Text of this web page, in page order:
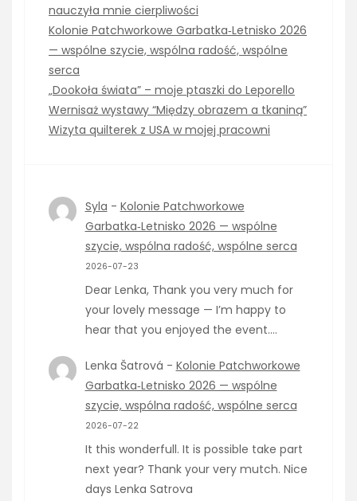
nauczyła mnie cierpliwości
Kolonie Patchworkowe Garbatka‑Letnisko 2026
— wspólne szycie, wspólna radość, wspólne
serca
„Dookoła świata” – moje ptaszki do Leporello
Wernisaż wystawy “Między obrazem a tkaniną”
Wizyta quilterek z USA w mojej pracowni
Syla - Kolonie Patchworkowe
Garbatka‑Letnisko 2026 — wspólne
szycie, wspólna radość, wspólne serca
2026-07-23
Dear Lenka, Thank you very much for
your lovely message — I’m happy to
hear that you enjoyed the event.…
Lenka Šatrová - Kolonie Patchworkowe
Garbatka‑Letnisko 2026 — wspólne
szycie, wspólna radość, wspólne serca
2026-07-22
It this wonderfull. It is possible take part
next year? Thank your very mutch. Nice
days Lenka Satrova